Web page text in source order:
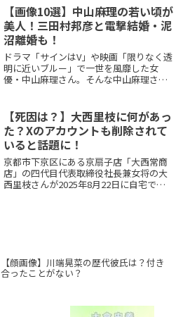
のでは？と噂がありました。そこで今回
は高橋英樹さんの ...
【画像10選】中山麻理の若い頃が
美人！三田村邦彦と電撃結婚・泥
沼離婚も！
ドラマ「サインはV」や映画「限りなく透
明に近いブルー」で一世を風靡した女
優・中山麻理さん。そんな中山麻理さん
さんから関係各所に書面で発表されまし
た。美しい美貌...
【死因は？】大西里枝に何があっ
た？Xのアカウントも削除されて
いると話題に！
京都市下京区にある京扇子店「大西常商
店」の四代目代表取締役社長兼女将の大
西里枝さんが2025年8月22日に自宅で亡
【顔画像】川端晃菜の歴代彼氏は？付き
合ったことがない？